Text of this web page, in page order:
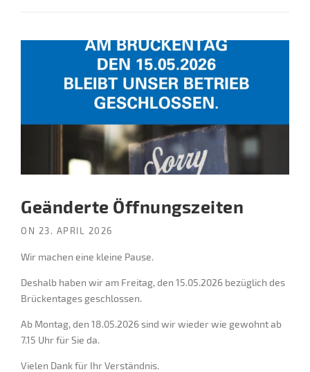
Geänderte Öffnungszeiten
ON 23. APRIL 2026
Wir machen eine kleine Pause.
Deshalb haben wir am Freitag, den 15.05.2026 bezüglich des
Brückentages geschlossen.
Ab Montag, den 18.05.2026 sind wir wieder wie gewohnt ab
7.15 Uhr für Sie da.
Vielen Dank für Ihr Verständnis.